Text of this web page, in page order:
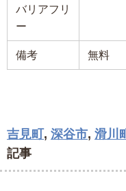
バリアフリ
ー
備考 無料
吉見町 , 深谷市, 滑川町
記事